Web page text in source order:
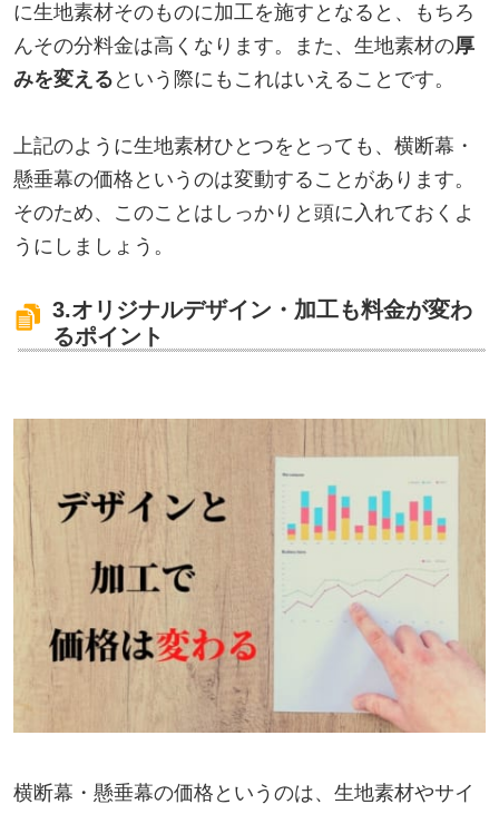
に生地素材そのものに加工を施すとなると、もちろ
んその分料金は高くなります。また、生地素材の厚
みを変える という際にもこれはいえることです。
上記のように生地素材ひとつをとっても、横断幕・
懸垂幕の価格というのは変動することがあります。
そのため、このことはしっかりと頭に入れておくよ
うにしましょう。
3.オリジナルデザイン・加工も料金が変わ
るポイント
横断幕・懸垂幕の価格というのは、生地素材やサイ